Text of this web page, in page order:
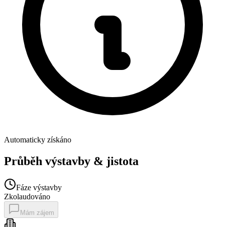
Automaticky získáno
Průběh výstavby & jistota
Fáze výstavby
Zkolaudováno
Mám zájem